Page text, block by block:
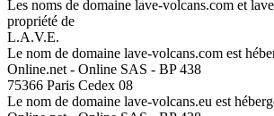
Les noms de domaine lave-volcans.com et
propriété de
L.A.V.E.
Le nom de domaine lave-volcans.com est
Online.net - Online SAS - BP 438
75366 Paris Cedex 08
Le nom de domaine lave-volcans.eu est